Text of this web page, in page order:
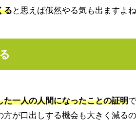
ると思えば俄然やる気も出ますよね
た一人の人間になったことの証明
が口出しする機会も大きく減る